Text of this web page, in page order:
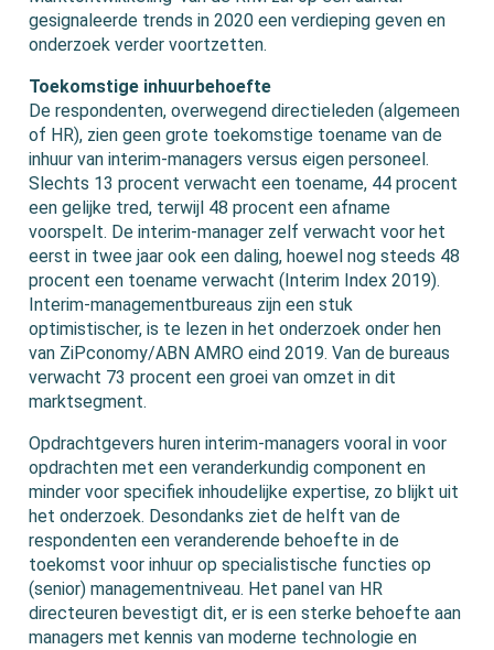
gesignaleerde trends in 2020 een verdieping geven en
onderzoek verder voortzetten.
Toekomstige inhuurbehoefte
De respondenten, overwegend directieleden (algemeen
of HR), zien geen grote toekomstige toename van de
inhuur van interim-managers versus eigen personeel.
Slechts 13 procent verwacht een toename, 44 procent
een gelijke tred, terwijl 48 procent een afname
voorspelt. De interim-manager zelf verwacht voor het
eerst in twee jaar ook een daling, hoewel nog steeds 48
procent een toename verwacht (Interim Index 2019).
Interim-managementbureaus zijn een stuk
optimistischer, is te lezen in het onderzoek onder hen
van ZiPconomy/ABN AMRO eind 2019. Van de bureaus
verwacht 73 procent een groei van omzet in dit
marktsegment.
Opdrachtgevers huren interim-managers vooral in voor
opdrachten met een veranderkundig component en
minder voor specifiek inhoudelijke expertise, zo blijkt uit
het onderzoek. Desondanks ziet de helft van de
respondenten een veranderende behoefte in de
toekomst voor inhuur op specialistische functies op
(senior) managementniveau. Het panel van HR
directeuren bevestigt dit, er is een sterke behoefte aan
managers met kennis van moderne technologie en